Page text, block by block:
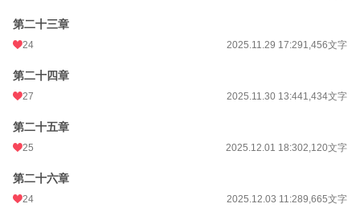
第二十三章
24 2025.11.29 17:291,456文字
第二十四章
27 2025.11.30 13:441,434文字
第二十五章
25 2025.12.01 18:302,120文字
第二十六章
24 2025.12.03 11:289,665文字